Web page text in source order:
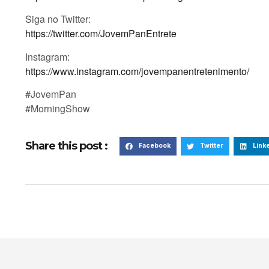
Siga no Twitter:
https://twitter.com/JovemPanEntrete
Instagram:
https://www.instagram.com/jovempanentretenimento/
#JovemPan
#MorningShow
Share this post : Facebook Twitter